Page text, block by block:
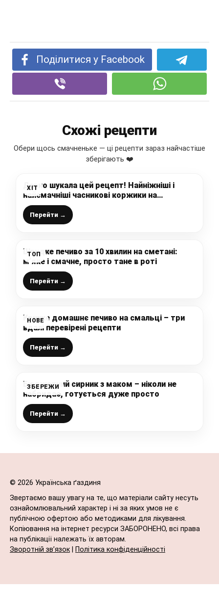
Поділитися у Facebook
Схожі рецепти
Обери щось смачненьке — ці рецепти зараз найчастіше
зберігають ❤️
ХІТ
Давно шукала цей рецепт! Найніжніші і
найсмачніші часникові коржики на
сковороді, рецепт від бабусі на
дріжджовому тісті
Перейти →
ТОП
Швидке печиво за 10 хвилин на сметані:
м’яке і смачне, просто тане в роті
Перейти →
НОВЕ
Крихке домашнє печиво на смальці – три
вдалі перевірені рецепти
Перейти →
ЗБЕРЕЖИ
Бюджетний сирник з маком – ніколи не
набридає, готується дуже просто
Перейти →
© 2026 Українська ґаздиня
Звертаємо вашу увагу на те, що матеріали сайту несуть
ознайомлювальний характер і ні за яких умов не є
публічною офертою або методиками для лікування.
Копіювання на інтернет ресурси ЗАБОРОНЕНО, всі права
на публікації належать їх авторам.
Зворотній зв’язок
Політика конфіденційності